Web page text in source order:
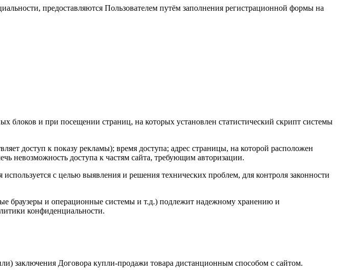
предоставляются Пользователем путём заполнения регистрационной формы на
блоков и при посещении страниц, на которых установлен статистический скрипт системы
доступ к показу рекламы); время доступа; адрес страницы, на которой расположен
невозможность доступа к частям сайта, требующим авторизации.
с целью выявления и решения технических проблем, для контроля законности
браузеры и операционные системы и т.д.) подлежит надежному хранению и
конфиденциальности.
заключения Договора купли-продажи товара дистанционным способом с сайтом.